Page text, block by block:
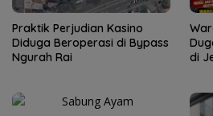
Praktik Perjudian Kasino
Diduga Beroperasi di Bypass
Ngurah Rai
di